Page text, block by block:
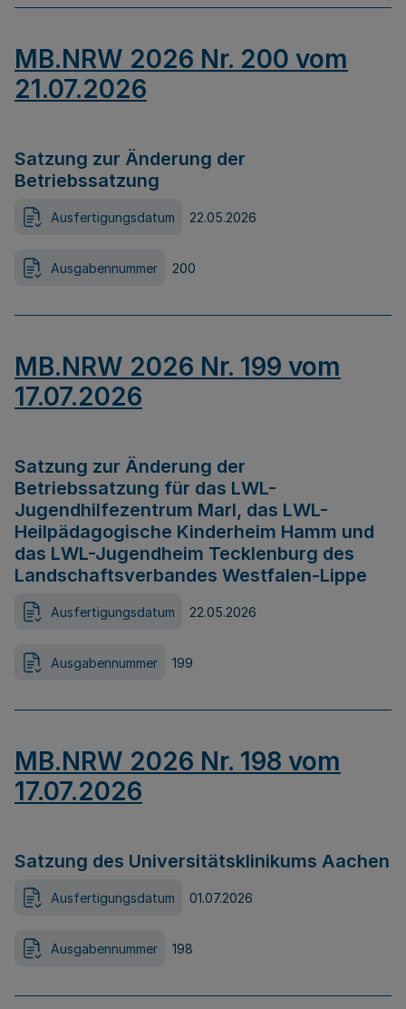
MB.NRW 2026 Nr. 200 vom
21.07.2026
Satzung zur Änderung der
Betriebssatzung
Ausfertigungsdatum 22.05.2026
Ausgabennummer 200
MB.NRW 2026 Nr. 199 vom
17.07.2026
Satzung zur Änderung der
Betriebssatzung für das LWL-
Jugendhilfezentrum Marl, das LWL-
Heilpädagogische Kinderheim Hamm und
das LWL-Jugendheim Tecklenburg des
Landschaftsverbandes Westfalen-Lippe
Ausfertigungsdatum 22.05.2026
Ausgabennummer 199
MB.NRW 2026 Nr. 198 vom
17.07.2026
Satzung des Universitätsklinikums Aachen
Ausfertigungsdatum 01.07.2026
Ausgabennummer 198